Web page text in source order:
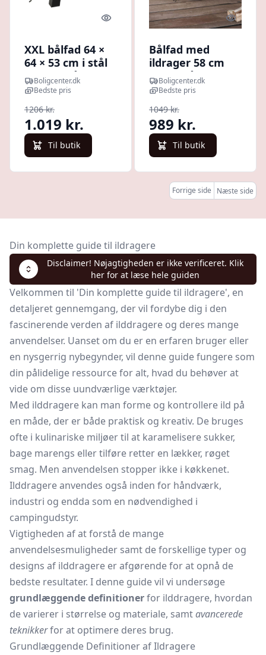
Quick look
XXL bålfad 64 ×
64 × 53 cm i stål
med netlåg og
ildrager - sort
Boligcenter.dk
Bedste pris
1206 kr.
1.019 kr.
Til butik
Quick
Bålfad med
ildrager 58 cm
XXL - stål, sort
Boligcenter.dk
Bedste pris
1049 kr.
989 kr.
Til butik
Forrige side Næste side
Din komplette guide til ildragere
Disclaimer! Nøjagtigheden er ikke verificeret. Klik
her for at læse hele guiden
Velkommen til 'Din komplette guide til ildragere', en
detaljeret gennemgang, der vil fordybe dig i den
fascinerende verden af ilddragere og deres mange
anvendelser. Uanset om du er en erfaren bruger eller
en nysgerrig nybegynder, vil denne guide fungere som
din pålidelige ressource for alt, hvad du behøver at
vide om disse uundværlige værktøjer.
Med ilddragere kan man forme og kontrollere ild på
en måde, der er både praktisk og kreativ. De bruges
ofte i kulinariske miljøer til at karamelisere sukker,
bage marengs eller tilføre retter en lækker, røget
smag. Men anvendelsen stopper ikke i køkkenet.
Ilddragere anvendes også inden for håndværk,
industri og endda som en nødvendighed i
campingudstyr.
Vigtigheden af at forstå de mange
anvendelsesmuligheder samt de forskellige typer og
designs af ilddragere er afgørende for at opnå de
bedste resultater. I denne guide vil vi undersøge
grundlæggende definitionerfor ilddragere, hvordan
de varierer i størrelse og materiale, samtavancerede
teknikkerfor at optimere deres brug.
Grundlæggende Definitioner af Ildragere